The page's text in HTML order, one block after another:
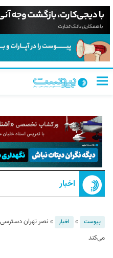
اخبار
پیوست » اخبار » نصر تهران دسترسی
می‌کند